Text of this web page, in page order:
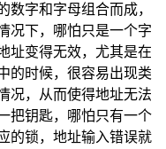
数字和字母组合而成，
况下，哪怕只是一个字
址变得无效，尤其是在
的时候，很容易出现类
况，从而使得地址无法
把钥匙，哪怕只有一个
的锁，地址输入错误就